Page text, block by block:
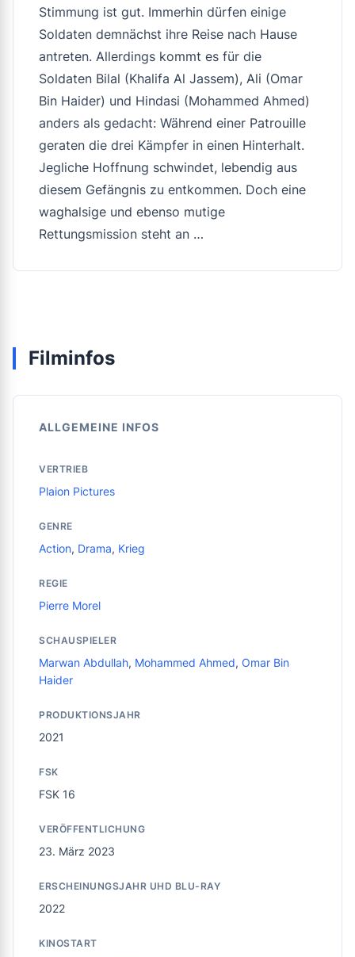
Stimmung ist gut. Immerhin dürfen einige
Soldaten demnächst ihre Reise nach Hause
antreten. Allerdings kommt es für die
Soldaten Bilal (Khalifa Al Jassem), Ali (Omar
Bin Haider) und Hindasi (Mohammed Ahmed)
anders als gedacht: Während einer Patrouille
geraten die drei Kämpfer in einen Hinterhalt.
Jegliche Hoffnung schwindet, lebendig aus
diesem Gefängnis zu entkommen. Doch eine
waghalsige und ebenso mutige
Rettungsmission steht an …
Filminfos
ALLGEMEINE INFOS
VERTRIEB
Plaion Pictures
GENRE
Action, Drama, Krieg
REGIE
Pierre Morel
SCHAUSPIELER
Marwan Abdullah, Mohammed Ahmed, Omar Bin
Haider
PRODUKTIONSJAHR
2021
FSK
FSK 16
VERÖFFENTLICHUNG
23. März 2023
ERSCHEINUNGSJAHR UHD BLU-RAY
2022
KINOSTART